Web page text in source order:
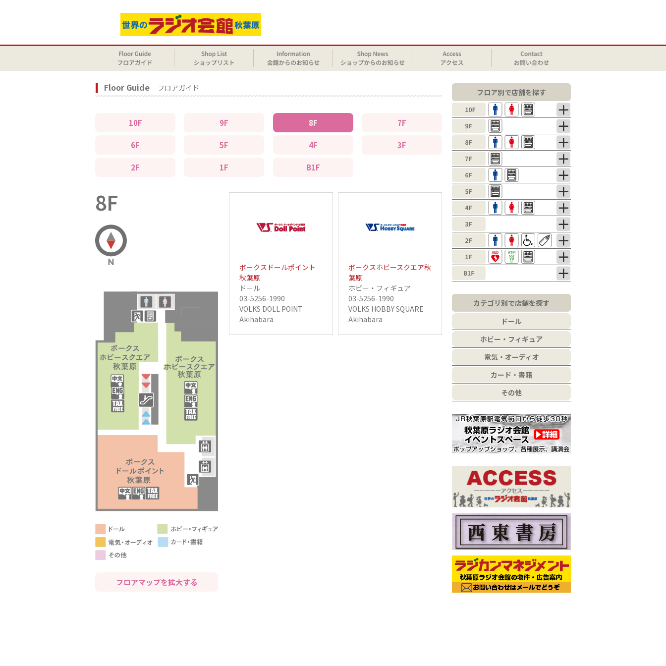
Floor Guide フロアガイド
10F 9F 8F 7F
6F 5F 4F 3F
2F 1F B1F
8F
フロアマップを拡大する
ボークスドールポイント
秋葉原
ドール
03-5256-1990
VOLKS DOLL POINT
Akihabara
ボークスホビースクエア秋
葉原
ホビー・フィギュア
03-5256-1990
VOLKS HOBBY SQUARE
Akihabara
フロア別で店舗を探す
カテゴリ別で店舗を探す
ドール
ホビー・フィギュア
電気・オーディオ
カード・書籍
その他